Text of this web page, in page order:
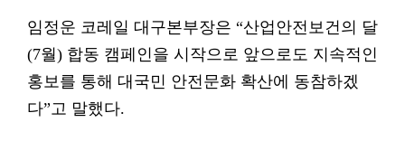
임정운 코레일 대구본부장은 “산업안전보건의 달
(7월) 합동 캠페인을 시작으로 앞으로도 지속적인
홍보를 통해 대국민 안전문화 확산에 동참하겠
다”고 말했다.